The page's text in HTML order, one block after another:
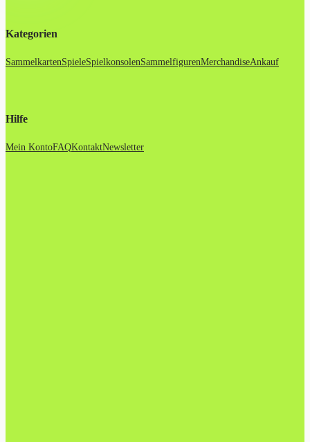
Kategorien
SammelkartenSpieleSpielkonsolenSammelfigurenMerchandiseAnkauf
Hilfe
Mein KontoFAQKontaktNewsletter